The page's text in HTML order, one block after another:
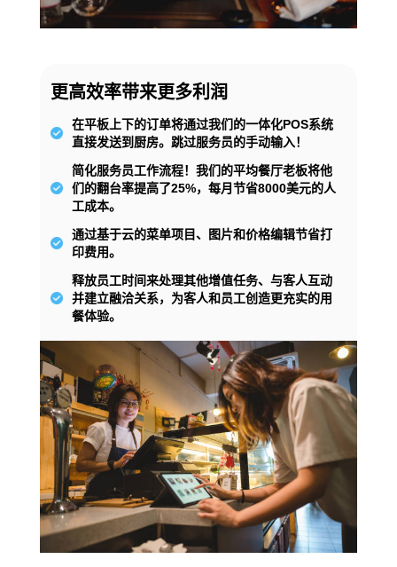
更高效率带来更多利润
在平板上下的订单将通过我们的一体化POS系统
直接发送到厨房。跳过服务员的手动输入！
简化服务员工作流程！我们的平均餐厅老板将他
们的翻台率提高了25%，每月节省8000美元的人
工成本。
通过基于云的菜单项目、图片和价格编辑节省打
印费用。
释放员工时间来处理其他增值任务、与客人互动
并建立融洽关系，为客人和员工创造更充实的用
餐体验。